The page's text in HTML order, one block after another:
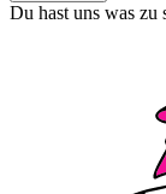
Du hast uns was zu